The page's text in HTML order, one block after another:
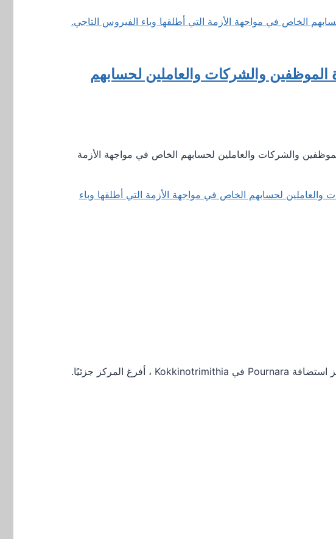
والشركات والعاملين لحسابهم
الموظفين والشركات والعاملين لحسابهم الخاص في مواجهة الأزمة
لحسابهم الخاص في مواجهة الأزمة التي أطلقها وباء
بعد العديد من الحالات المؤكدة لـ Covid-19 التي تم العثور عليها بين المهاجرين الذين يعيشون في مركز استضافة Pournara في Kokkinotrimithia ، أفرغ المركز جزئيًا.